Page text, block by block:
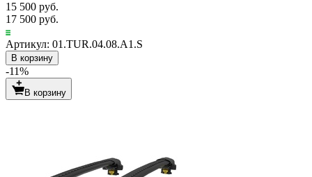
15 500 руб.
17 500 руб.
Артикул: 01.TUR.04.08.A1.S
В корзину
-11%
В корзину